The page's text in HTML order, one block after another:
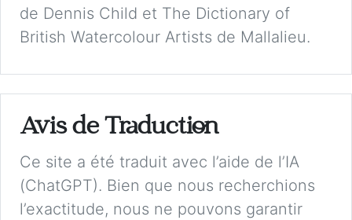
de Dennis Child et The Dictionary of
British Watercolour Artists de Mallalieu.
Avis de Traduction
Ce site a été traduit avec l’aide de l’IA
(ChatGPT). Bien que nous recherchions
l’exactitude, nous ne pouvons garantir